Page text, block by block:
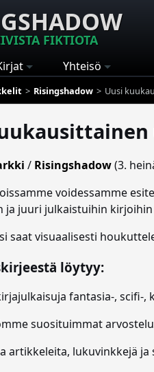
FIKTIOTA
Yhteisö
Risingshadow Uusi
/ Risingshadow(3.
voidessamme
ja juuri julkaistuihin
saat visuaalisesti
löytyy:
fantasia-, scifi-
suosituimmat
artikkeleita, lukuvinkkejä